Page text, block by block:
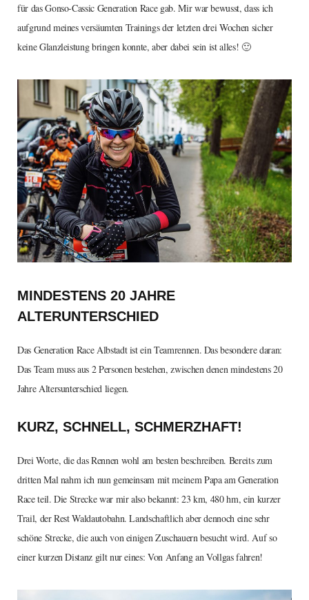
für das Gonso-Cassic Generation Race gab. Mir war bewusst, dass ich
aufgrund meines versäumten Trainings der letzten drei Wochen sicher
keine Glanzleistung bringen konnte, aber dabei sein ist alles! 🙂
MINDESTENS 20 JAHRE
ALTERUNTERSCHIED
Das Generation Race Albstadt ist ein Teamrennen. Das besondere daran:
Das Team muss aus 2 Personen bestehen, zwischen denen mindestens 20
Jahre Altersunterschied liegen.
KURZ, SCHNELL, SCHMERZHAFT!
Drei Worte, die das Rennen wohl am besten beschreiben. Bereits zum
dritten Mal nahm ich nun gemeinsam mit meinem Papa am Generation
Race teil. Die Strecke war mir also bekannt: 23 km, 480 hm, ein kurzer
Trail, der Rest Waldautobahn. Landschaftlich aber dennoch eine sehr
schöne Strecke, die auch von einigen Zuschauern besucht wird. Auf so
einer kurzen Distanz gilt nur eines: Von Anfang an Vollgas fahren!